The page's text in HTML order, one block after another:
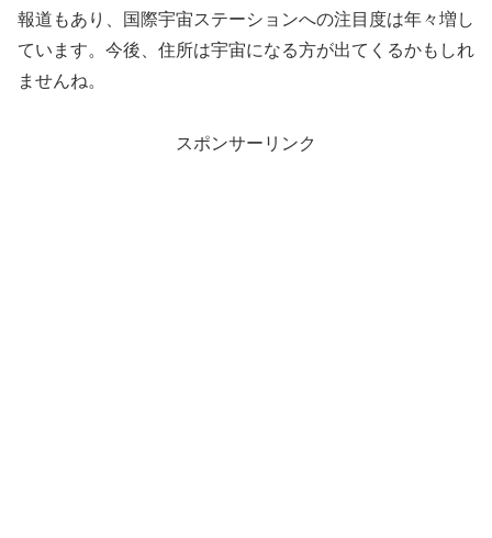
報道もあり、国際宇宙ステーションへの注目度は年々増し
ています。今後、住所は宇宙になる方が出てくるかもしれ
ませんね。
スポンサーリンク